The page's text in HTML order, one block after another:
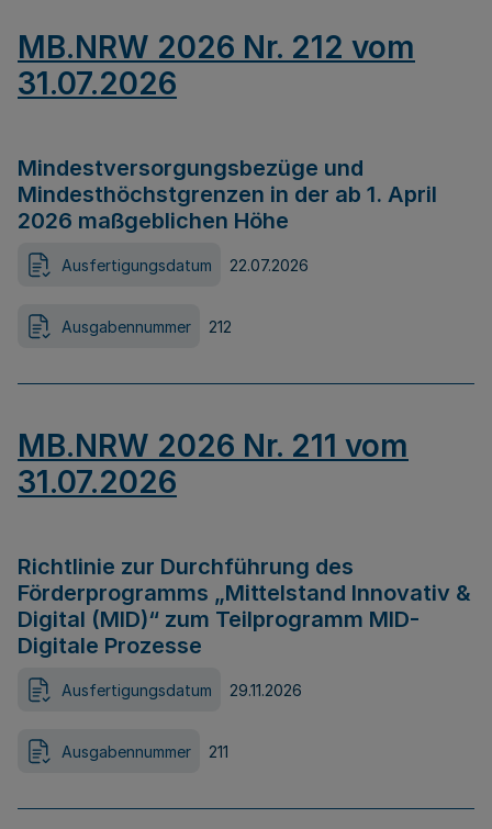
MB.NRW 2026 Nr. 212 vom
31.07.2026
Mindestversorgungsbezüge und
Mindesthöchstgrenzen in der ab 1. April
2026 maßgeblichen Höhe
Ausfertigungsdatum 22.07.2026
Ausgabennummer 212
MB.NRW 2026 Nr. 211 vom
31.07.2026
Richtlinie zur Durchführung des
Förderprogramms „Mittelstand Innovativ &
Digital (MID)“ zum Teilprogramm MID-
Digitale Prozesse
Ausfertigungsdatum 29.11.2026
Ausgabennummer 211